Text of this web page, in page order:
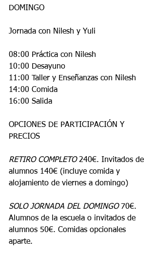
DOMINGO
Jornada con Nilesh y Yuli
08:00 Práctica con Nilesh
10:00 Desayuno
11:00 Taller y Enseñanzas con Nilesh
14:00 Comida
16:00 Salida
OPCIONES DE PARTICIPACIÓN Y
PRECIOS
RETIRO COMPLETO 240€. Invitados de
alumnos 140€ (incluye comida y
alojamiento de viernes a domingo)
SOLO JORNADA DEL DOMINGO 70€.
Alumnos de la escuela o invitados de
alumnos 50€. Comidas opcionales
aparte.